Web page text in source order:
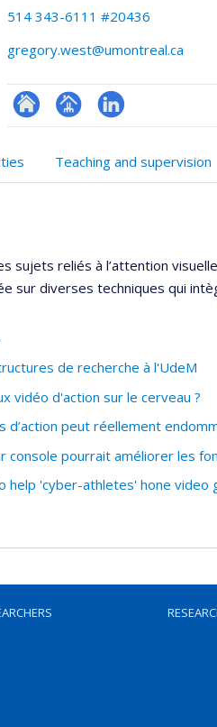
514 343-6111 #20436
gregory.west@umontreal.ca
ResearchGate
Page LinkedIn
Teaching and supervision
sujets reliés à l’attention
sur diverses techniques qui
de recherche à l'UdeM
vidéo d'action sur le cerveau ?
peut réellement
console pourrait améliorer les
'cyber-athletes' hone video